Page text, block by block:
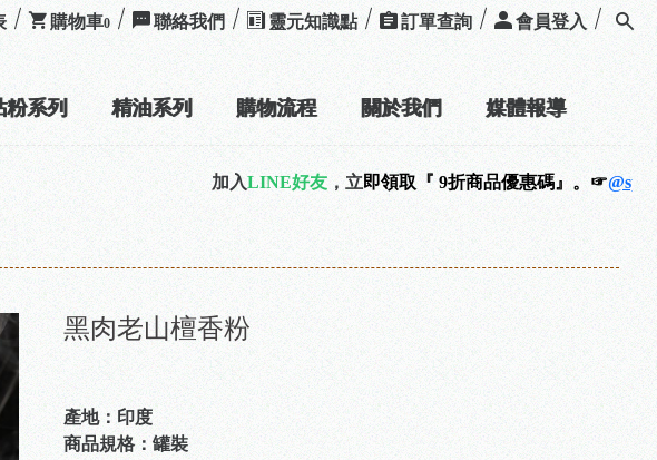
購物車0 聯絡我們 靈元知識點 訂單查詢 會員登入
粉系列 精油系列 購物流程 關於我們 媒體報導
，立即領取『 9折商品優惠碼』。☞@spirityuan ☜
黑肉老山檀香粉
產地：印度
商品規格：罐裝